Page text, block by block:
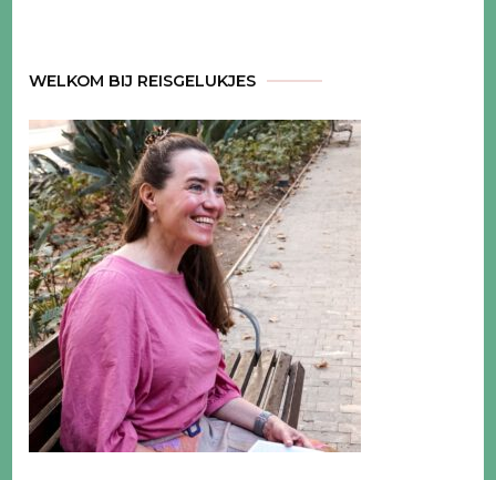
WELKOM BIJ REISGELUKJES